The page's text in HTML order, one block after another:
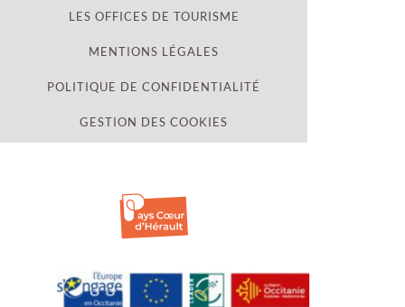
LES OFFICES DE TOURISME
MENTIONS LÉGALES
POLITIQUE DE CONFIDENTIALITÉ
GESTION DES COOKIES